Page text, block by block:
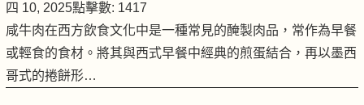
四 10, 2025點擊數: 1417
咸牛肉在西方飲食文化中是一種常見的醃製肉品，常作為早餐
或輕食的食材。將其與西式早餐中經典的煎蛋結合，再以墨西
哥式的捲餅形…